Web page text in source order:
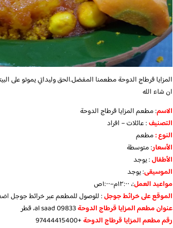
المزايا قرطاج الدوحة مطعمنا المفضل.الحق وليداتي يموتو على
ان شاء الله
الاسم: مطعم المزايا قرطاج الدوحة
التصنيف: عائلات – افراد
النوع :مطعم
الأسعار:متوسطة
الأطفال:يوجد
الموسيقى:يوجد
مواعيد العمل:، ١٢:٠٠م–١:٠٠ص
الموقع على خرائط جوجل: للوصول للمطعم عبر خرائط جوجل
عنوان مطعم المزايا قرطاج الدوحة09833 al saad، قطر
رقم مطعم المزايا قرطاج الدوحة+97444415400